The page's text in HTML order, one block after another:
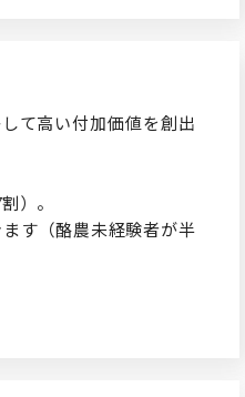
て高い付加価値を創出
）。
す（酪農未経験者が半